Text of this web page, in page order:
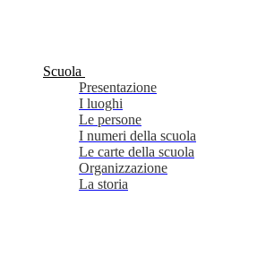
Scuola
Presentazione
I luoghi
Le persone
I numeri della scuola
Le carte della scuola
Organizzazione
La storia